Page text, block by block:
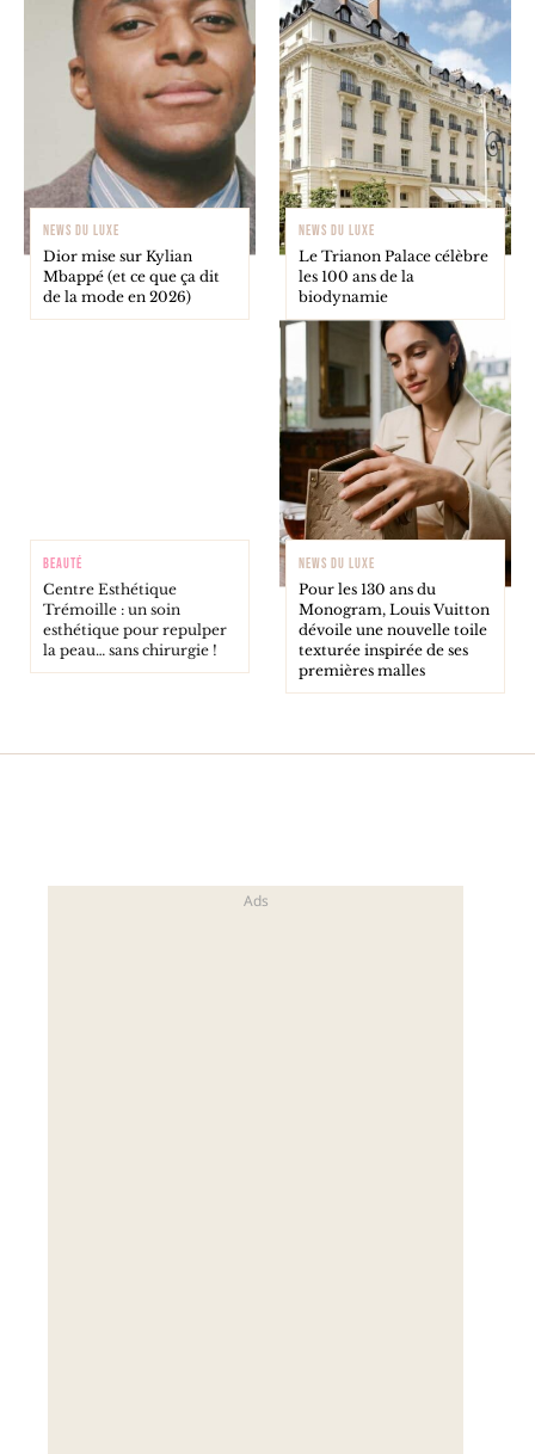
NEWS DU LUXE
Dior mise sur Kylian
Mbappé (et ce que ça dit
de la mode en 2026)
NEWS DU LUXE
Le Trianon Palace célèbre
les 100 ans de la
biodynamie
BEAUTÉ
Centre Esthétique
Trémoille : un soin
esthétique pour repulper
la peau… sans chirurgie !
NEWS DU LUXE
Pour les 130 ans du
Monogram, Louis Vuitton
dévoile une nouvelle toile
texturée inspirée de ses
premières malles